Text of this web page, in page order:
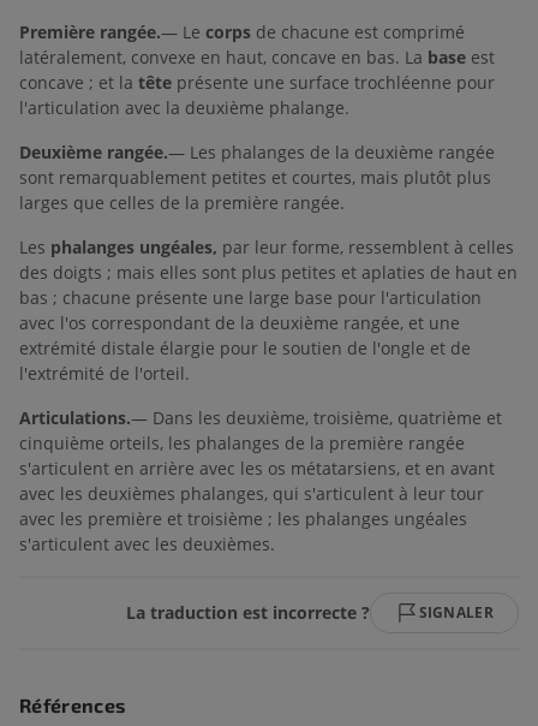
Première rangée.— Le corps de chacune est comprimé
latéralement, convexe en haut, concave en bas. La base est
concave ; et la tête présente une surface trochléenne pour
l'articulation avec la deuxième phalange.
Deuxième rangée.— Les phalanges de la deuxième rangée
sont remarquablement petites et courtes, mais plutôt plus
larges que celles de la première rangée.
Les phalanges ungéales, par leur forme, ressemblent à celles
des doigts ; mais elles sont plus petites et aplaties de haut en
bas ; chacune présente une large base pour l'articulation
avec l'os correspondant de la deuxième rangée, et une
extrémité distale élargie pour le soutien de l'ongle et de
l'extrémité de l'orteil.
Articulations.— Dans les deuxième, troisième, quatrième et
cinquième orteils, les phalanges de la première rangée
s'articulent en arrière avec les os métatarsiens, et en avant
avec les deuxièmes phalanges, qui s'articulent à leur tour
avec les première et troisième ; les phalanges ungéales
s'articulent avec les deuxièmes.
La traduction est incorrecte ? SIGNALER
Références